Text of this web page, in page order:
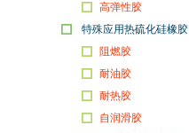
高弹性胶
特殊应用热硫化硅橡胶
阻燃胶
耐油胶
耐热胶
自润滑胶